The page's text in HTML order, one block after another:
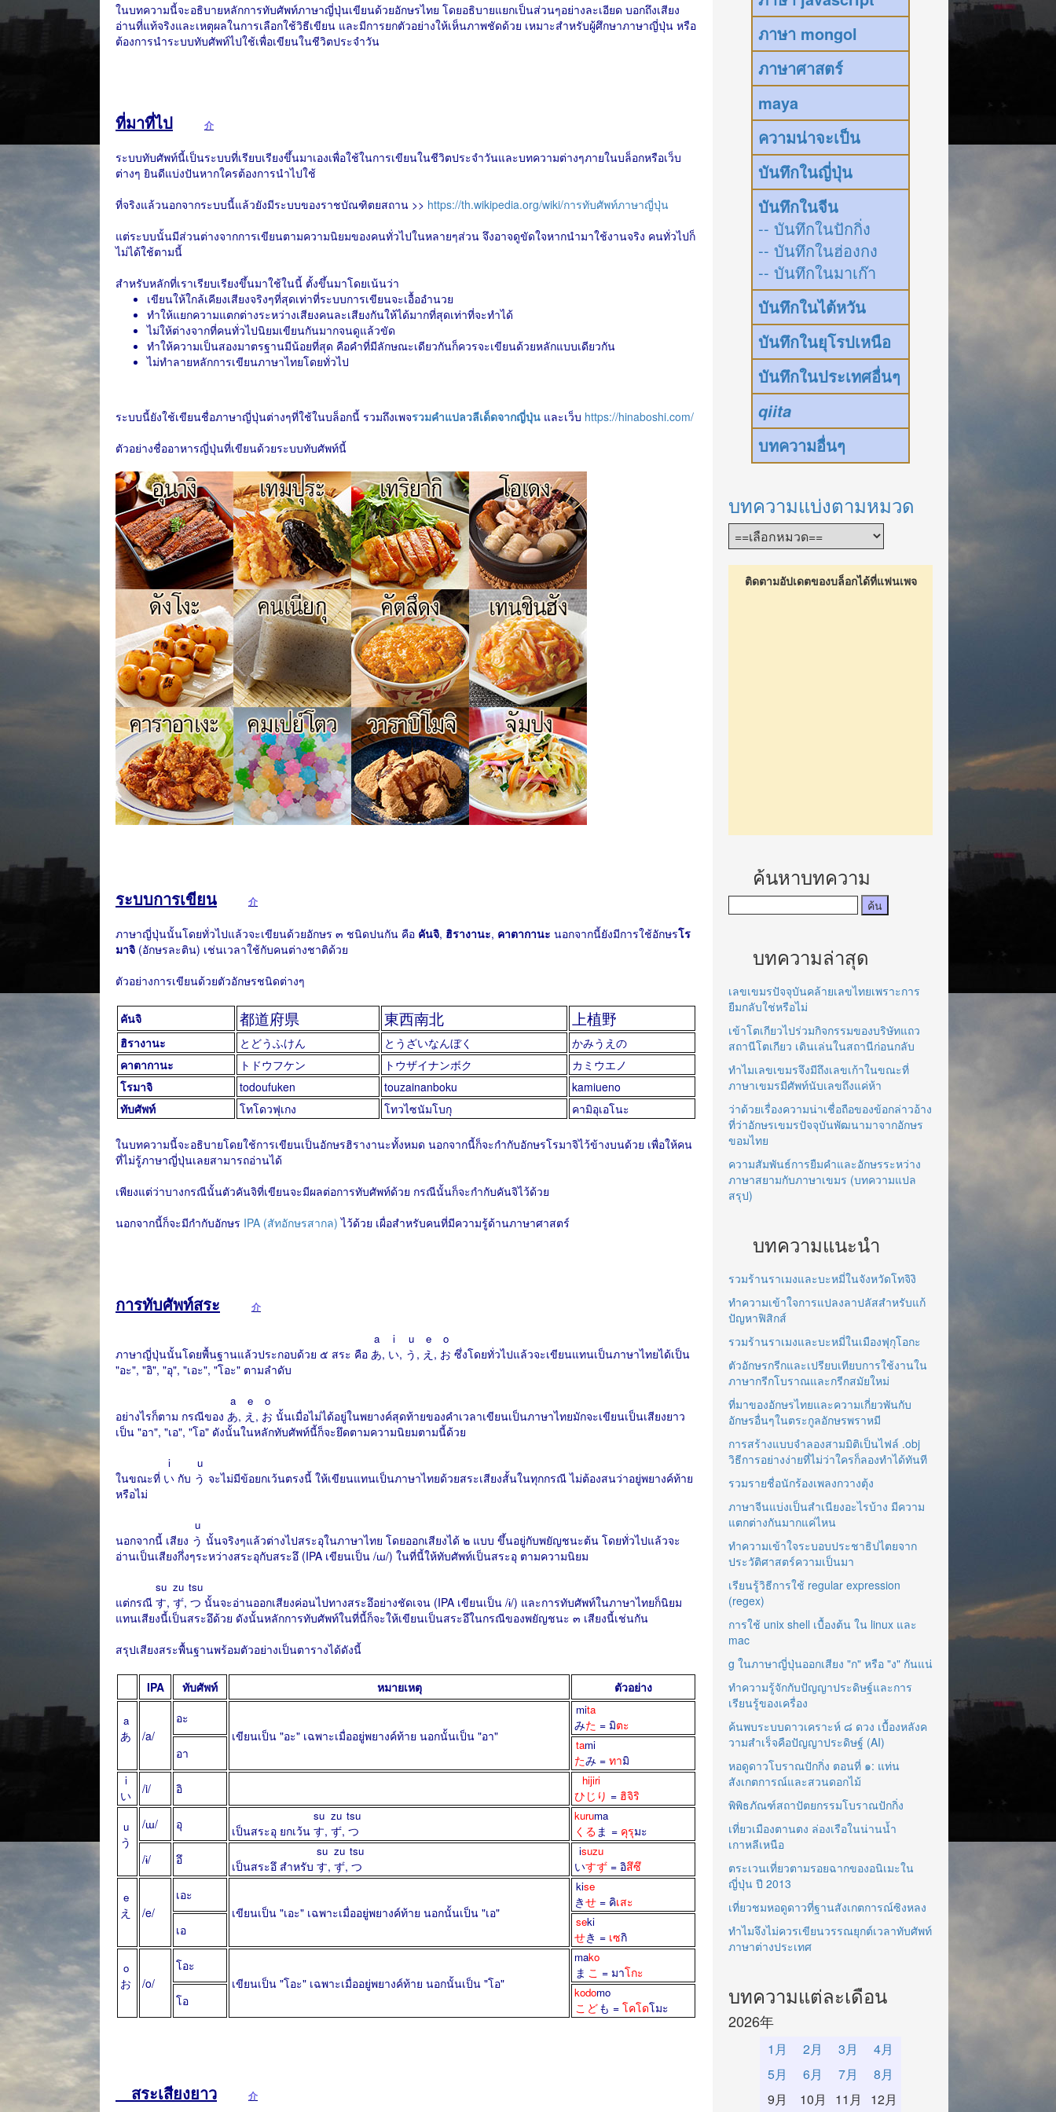
ในบทความนี้จะอธิบายหลักการทับศัพท์ภาษาญี่ปุ่นเขียนด้วยอักษรไทย โดยอธิบายแยกเป็นส่วนๆอย่างละเอียด บอกถึงเสียง
อ่านที่แท้จริงและเหตุผลในการเลือกใช้วิธีเขียน และมีการยกตัวอย่างให้เห็นภาพชัดด้วย เหมาะสำหรับผู้ศึกษาภาษาญี่ปุ่น หรือ
ต้องการนำระบบทับศัพท์ไปใช้เพื่อเขียนในชีวิตประจำวัน
ที่มาที่ไป 介
ระบบทับศัพท์นี้เป็นระบบที่เรียบเรียงขึ้นมาเองเพื่อใช้ในการเขียนในชีวิตประจำวันและบทความต่างๆภายในบล็อกหรือเว็บ
ต่างๆ ยินดีแบ่งปันหากใครต้องการนำไปใช้
ที่จริงแล้วนอกจากระบบนี้แล้วยังมีระบบของราชบัณฑิตยสถาน >> https://th.wikipedia.org/wiki/การทับศัพท์ภาษาญี่ปุ่น
แต่ระบบนั้นมีส่วนต่างจากการเขียนตามความนิยมของคนทั่วไปในหลายๆส่วน จึงอาจดูขัดใจหากนำมาใช้งานจริง คนทั่วไปก็
ไม่ได้ใช้ตามนี้
สำหรับหลักที่เราเรียบเรียงขึ้นมาใช้ในนี้ ตั้งขึ้นมาโดยเน้นว่า
เขียนให้ใกล้เคียงเสียงจริงๆที่สุดเท่าที่ระบบการเขียนจะเอื้ออำนวย
ทำให้แยกความแตกต่างระหว่างเสียงคนละเสียงกันให้ได้มากที่สุดเท่าที่จะทำได้
ไม่ให้ต่างจากที่คนทั่วไปนิยมเขียนกันมากจนดูแล้วขัด
ทำให้ความเป็นสองมาตรฐานมีน้อยที่สุด คือคำที่มีลักษณะเดียวกันก็ควรจะเขียนด้วยหลักแบบเดียวกัน
ไม่ทำลายหลักการเขียนภาษาไทยโดยทั่วไป
ระบบนี้ยังใช้เขียนชื่อภาษาญี่ปุ่นต่างๆที่ใช้ในบล็อกนี้ รวมถึงเพจรวมคำแปลวลีเด็ดจากญี่ปุ่น และเว็บ https://hinaboshi.com/
ตัวอย่างชื่ออาหารญี่ปุ่นที่เขียนด้วยระบบทับศัพท์นี้
ระบบการเขียน 介
ภาษาญี่ปุ่นนั้นโดยทั่วไปแล้วจะเขียนด้วยอักษร ๓ ชนิดปนกัน คือ คันจิ, ฮิรางานะ, คาตากานะ นอกจากนี้ยังมีการใช้อักษรโร
มาจิ (อักษรละติน) เช่นเวลาใช้กับคนต่างชาติด้วย
ตัวอย่างการเขียนด้วยตัวอักษรชนิดต่างๆ
คันจิ 都道府県 東西南北 上植野
ฮิรางานะ とどうふけん とうざいなんぼく
かみうえの
คาตากานะ
トドウフケン トウザイナンボク
カミウエノ
โรมาจิ
todoufuken touzainanboku
kamiueno
ทับศัพท์
โทโดวฟุเกง โทวไซนัมโบกุ คามิอุเอโนะ
ในบทความนี้จะอธิบายโดยใช้การเขียนเป็นอักษรฮิรางานะทั้งหมด นอกจากนี้ก็จะกำกับอักษรโรมาจิไว้ข้างบนด้วย เพื่อให้คน
ที่ไม่รู้ภาษาญี่ปุ่นเลยสามารถอ่านได้
เพียงแต่ว่าบางกรณีนั้นตัวคันจิที่เขียนจะมีผลต่อการทับศัพท์ด้วย กรณีนั้นก็จะกำกับคันจิไว้ด้วย
นอกจากนี้ก็จะมีกำกับอักษร IPA (สัทอักษรสากล) ไว้ด้วย เผื่อสำหรับคนที่มีความรู้ด้านภาษาศาสตร์
การทับศัพท์สระ 介
ภาษาญี่ปุ่นนั้นโดยพื้นฐานแล้วประกอบด้วย ๕ สระ คือ あ
a
, い
i
, う
u
, え
e
, お
o
ซึ่งโดยทั่วไปแล้วจะเขียนแทนเป็นภาษาไทยได้เป็น
"อะ", "อิ", "อุ", "เอะ", "โอะ" ตามลำดับ
อย่างไรก็ตาม กรณีของ あ
a
, え
e
, お
o
นั้นเมื่อไม่ได้อยู่ในพยางค์สุดท้ายของคำเวลาเขียนเป็นภาษาไทยมักจะเขียนเป็นเสียงยาว
เป็น "อา", "เอ", "โอ" ดังนั้นในหลักทับศัพท์นี้ก็จะยึดตามความนิยมตามนี้ด้วย
ในขณะที่ い
i
กับ う
u
จะไม่มีข้อยกเว้นตรงนี้ ให้เขียนแทนเป็นภาษาไทยด้วยสระเสียงสั้นในทุกกรณี ไม่ต้องสนว่าอยู่พยางค์ท้าย
หรือไม่
นอกจากนี้ เสียง う
u
นั้นจริงๆแล้วต่างไปสระอุในภาษาไทย โดยออกเสียงได้ ๒ แบบ ขึ้นอยู่กับพยัญชนะต้น โดยทั่วไปแล้วจะ
อ่านเป็นเสียงกึ่งๆระหว่างสระอุกับสระอึ (IPA เขียนเป็น /ɯ/) ในที่นี้ให้ทับศัพท์เป็นสระอุ ตามความนิยม
แต่กรณี す
su
, ず
zu
, つ
tsu
นั้นจะอ่านออกเสียงค่อนไปทางสระอึอย่างชัดเจน (IPA เขียนเป็น /ɨ/) และการทับศัพท์ในภาษาไทยก็นิยม
แทนเสียงนี้เป็นสระอึด้วย ดังนั้นหลักการทับศัพท์ในที่นี้ก็จะให้เขียนเป็นสระอึในกรณีของพยัญชนะ ๓ เสียงนี้เช่นกัน
สรุปเสียงสระพื้นฐานพร้อมตัวอย่างเป็นตารางได้ดังนี้
IPA ทับศัพท์ หมายเหตุ ตัวอย่าง
あ
a
/a/
อะ
เขียนเป็น "อะ" เฉพาะเมื่ออยู่พยางค์ท้าย นอกนั้นเป็น "อา"
みた
mita
= มิตะ
อา
たみ
tami
= ทามิ
い
i
/i/ อิ ひじり
hijiri
= ฮิจิริ
う
u /ɯ/ อุ เป็นสระอุ ยกเว้น す
su
, ず
zu
, つ
tsu
くるま
kuruma
= คุรุมะ
/ɨ/
อึ เป็นสระอึ สำหรับ す
su
, ず
zu
, つ
tsu
いすず
isuzu
= อิสึซึ
え
e
/e/
เอะ
เขียนเป็น "เอะ" เฉพาะเมื่ออยู่พยางค์ท้าย นอกนั้นเป็น "เอ"
きせ
kise
= คิเสะ
เอ
せき
seki
= เซกิ
お
o
/o/
โอะ
เขียนเป็น "โอะ" เฉพาะเมื่ออยู่พยางค์ท้าย นอกนั้นเป็น "โอ"
ま こ
mako
= มาโกะ
โอ
こども
kodomo
= โคโดโมะ
สระเสียงยาว 介
ภาษา mongol
ภาษาศาสตร์
maya
ความน่าจะเป็น
บันทึกในญี่ปุ่น
บันทึกในจีน
-- บันทึกในปักกิ่ง
-- บันทึกในฮ่องกง
-- บันทึกในมาเก๊า
บันทึกในไต้หวัน
บันทึกในยุโรปเหนือ
บันทึกในประเทศอื่นๆ
qiita
บทความอื่นๆ
บทความแบ่งตามหมวด
ติดตามอัปเดตของบล็อกได้ที่แฟนเพจ
ค้นหาบทความ
บทความล่าสุด
เลขเขมรปัจจุบันคล้ายเลขไทยเพราะการ
ยืมกลับใช่หรือไม่
เข้าโตเกียวไปร่วมกิจกรรมของบริษัทแถว
สถานีโตเกียว เดินเล่นในสถานีก่อนกลับ
ทำไมเลขเขมรจึงมีถึงเลขเก้าในขณะที่
ภาษาเขมรมีศัพท์นับเลขถึงแค่ห้า
ว่าด้วยเรื่องความน่าเชื่อถือของข้อกล่าวอ้าง
ที่ว่าอักษรเขมรปัจจุบันพัฒนามาจากอักษร
ขอมไทย
ความสัมพันธ์การยืมคำและอักษรระหว่าง
ภาษาสยามกับภาษาเขมร (บทความแปล
สรุป)
บทความแนะนำ
รวมร้านราเมงและบะหมี่ในจังหวัดโทจิงิ
ทำความเข้าใจการแปลงลาปลัสสำหรับแก้
ปัญหาฟิสิกส์
รวมร้านราเมงและบะหมี่ในเมืองฟุกุโอกะ
ตัวอักษรกรีกและเปรียบเทียบการใช้งานใน
ภาษากรีกโบราณและกรีกสมัยใหม่
ที่มาของอักษรไทยและความเกี่ยวพันกับ
อักษรอื่นๆในตระกูลอักษรพราหมี
การสร้างแบบจำลองสามมิติเป็นไฟล์ .obj
วิธีการอย่างง่ายที่ไม่ว่าใครก็ลองทำได้ทันที
รวมรายชื่อนักร้องเพลงกวางตุ้ง
ภาษาจีนแบ่งเป็นสำเนียงอะไรบ้าง มีความ
แตกต่างกันมากแค่ไหน
ทำความเข้าใจระบอบประชาธิปไตยจาก
ประวัติศาสตร์ความเป็นมา
เรียนรู้วิธีการใช้ regular expression
(regex)
การใช้ unix shell เบื้องต้น ใน linux และ
mac
g ในภาษาญี่ปุ่นออกเสียง "ก" หรือ "ง" กันแน่
ทำความรู้จักกับปัญญาประดิษฐ์และการ
เรียนรู้ของเครื่อง
ค้นพบระบบดาวเคราะห์ ๘ ดวง เบื้องหลังค
วามสำเร็จคือปัญญาประดิษฐ์ (AI)
หอดูดาวโบราณปักกิ่ง ตอนที่ ๑: แท่น
สังเกตการณ์และสวนดอกไม้
พิพิธภัณฑ์สถาปัตยกรรมโบราณปักกิ่ง
เที่ยวเมืองตานตง ล่องเรือในน่านน้ำ
เกาหลีเหนือ
ตระเวนเที่ยวตามรอยฉากของอนิเมะใน
ญี่ปุ่น ปี 2013
เที่ยวชมหอดูดาวที่ฐานสังเกตการณ์ซิงหลง
ทำไมจึงไม่ควรเขียนวรรณยุกต์เวลาทับศัพท์
ภาษาต่างประเทศ
บทความแต่ละเดือน
2026年
1月 2月 3月
4月
5月
6月 7月
8月
9月
10月 11月 12月